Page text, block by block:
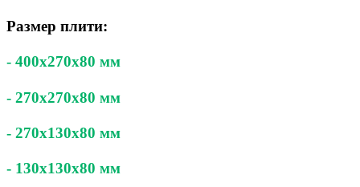
Размер плити:
- 400x270x80 мм
- 270x270x80 мм
- 270x130x80 мм
- 130x130x80 мм